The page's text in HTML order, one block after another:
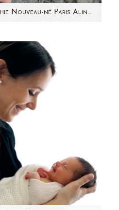
Formation Photographie Nouveau-né Paris Aline Deguy Mars 2015
le 19 Mars 2015 ! Cinq